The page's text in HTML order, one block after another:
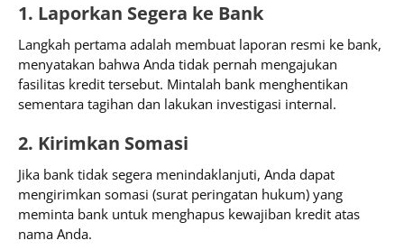
1. Laporkan Segera ke Bank
Langkah pertama adalah membuat laporan resmi ke bank,
menyatakan bahwa Anda tidak pernah mengajukan
fasilitas kredit tersebut. Mintalah bank menghentikan
sementara tagihan dan lakukan investigasi internal.
2. Kirimkan Somasi
Jika bank tidak segera menindaklanjuti, Anda dapat
mengirimkan somasi (surat peringatan hukum) yang
meminta bank untuk menghapus kewajiban kredit atas
nama Anda.